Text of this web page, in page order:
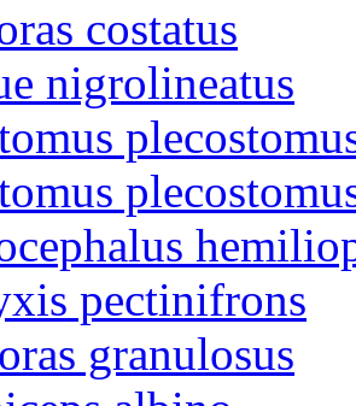
costatus
nigrolineatus
pectinifrons
granulosus